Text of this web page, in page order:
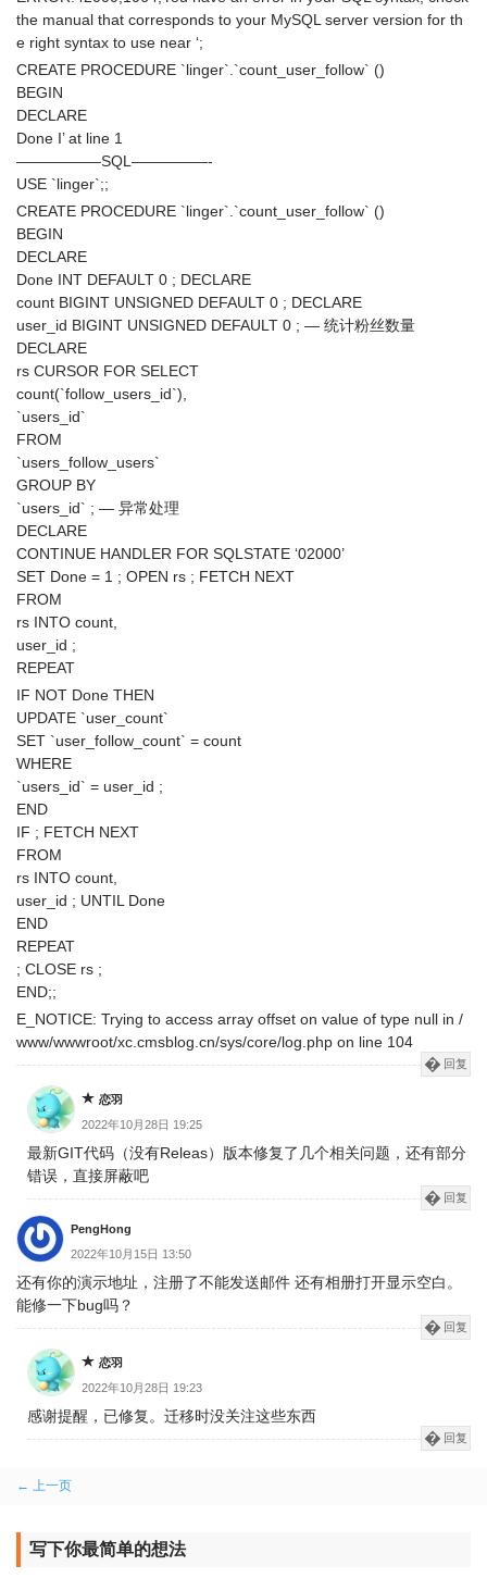
the manual that corresponds to your MySQL server version for th
e right syntax to use near ‘;
CREATE PROCEDURE `linger`.`count_user_follow` ()
BEGIN
DECLARE
Done I’ at line 1
—————–SQL—————-
USE `linger`;;
CREATE PROCEDURE `linger`.`count_user_follow` ()
BEGIN
DECLARE
Done INT DEFAULT 0 ; DECLARE
count BIGINT UNSIGNED DEFAULT 0 ; DECLARE
user_id BIGINT UNSIGNED DEFAULT 0 ; — 统计粉丝数量
DECLARE
rs CURSOR FOR SELECT
count(`follow_users_id`),
`users_id`
FROM
`users_follow_users`
GROUP BY
`users_id` ; — 异常处理
DECLARE
CONTINUE HANDLER FOR SQLSTATE ‘02000’
SET Done = 1 ; OPEN rs ; FETCH NEXT
FROM
rs INTO count,
user_id ;
REPEAT
IF NOT Done THEN
UPDATE `user_count`
SET `user_follow_count` = count
WHERE
`users_id` = user_id ;
END
IF ; FETCH NEXT
FROM
rs INTO count,
user_id ; UNTIL Done
END
REPEAT
; CLOSE rs ;
END;;
E_NOTICE: Trying to access array offset on value of type null in /
www/wwwroot/xc.cmsblog.cn/sys/core/log.php on line 104
回复
恋羽
2022年10月28日 19:25
最新GIT代码（没有Releas）版本修复了几个相关问题，还有部分
错误，直接屏蔽吧
回复
PengHong
2022年10月15日 13:50
还有你的演示地址，注册了不能发送邮件 还有相册打开显示空白。
能修一下bug吗？
回复
恋羽
2022年10月28日 19:23
感谢提醒，已修复。迁移时没关注这些东西
回复
评
分
← 上一页
写下你最简单的想法